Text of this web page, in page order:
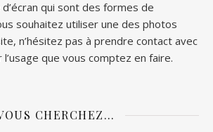
qui sont des formes de
souhaitez utiliser une des photos
n’hésitez pas à prendre contact avec
l’usage que vous comptez en faire.
CHERCHEZ…